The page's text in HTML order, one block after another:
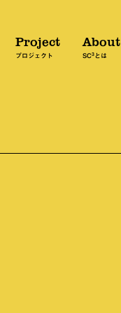
Project
プロジェクト
About
SC3とは